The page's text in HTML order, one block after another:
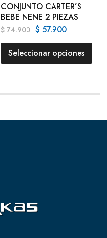
CONJUNTO CARTER’S
BEBE NENE 2 PIEZAS
$74.900 $ 57.900
Seleccionar opciones